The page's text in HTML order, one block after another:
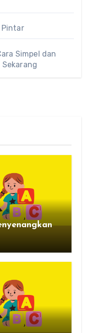
Pintar
Simpel dan